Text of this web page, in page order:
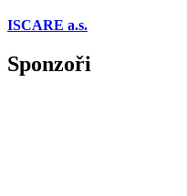
ISCARE a.s.
Sponzoři